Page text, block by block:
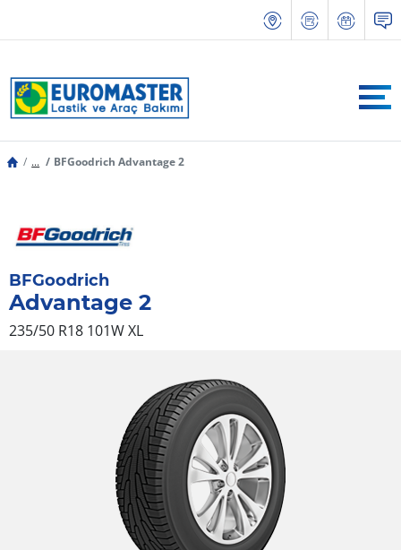
... BFGoodrich Advantage 2
BFGoodrich
Advantage 2
235/50 R18 101WXL